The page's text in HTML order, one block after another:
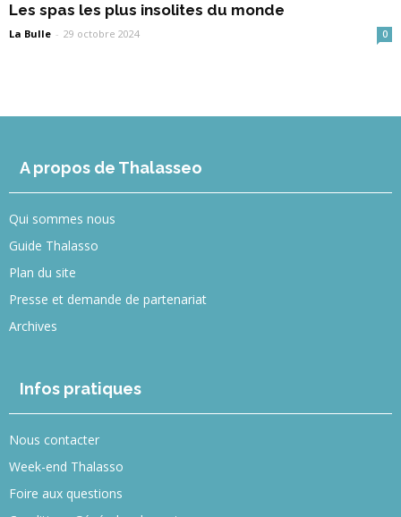
Les spas les plus insolites du monde
La Bulle - 29 octobre 2024 0
A propos de Thalasseo
Qui sommes nous
Guide Thalasso
Plan du site
Presse et demande de partenariat
Archives
Infos pratiques
Nous contacter
Week-end Thalasso
Foire aux questions